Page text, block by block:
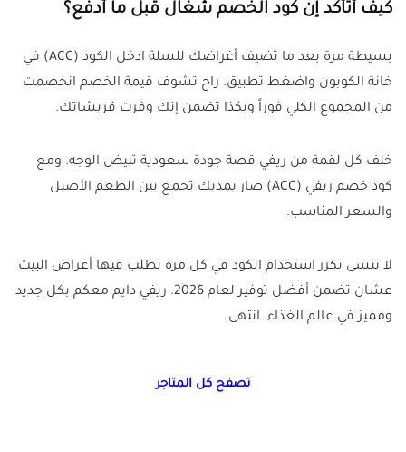
كيف أتأكد إن كود الخصم شغال قبل ما أدفع؟
بسيطة مرة بعد ما تضيف أغراضك للسلة ادخل الكود (ACC) في
خانة الكوبون واضغط تطبيق. راح تشوف قيمة الخصم انخصمت
من المجموع الكلي فوراً وبكذا تضمن إنك وفرت قريشاتك.
خلف كل لقمة من ريفي قصة جودة سعودية تبيض الوجه. ومع
كود خصم ريفي (ACC) صار يمديك تجمع بين الطعم الأصيل
والسعر المناسب.
لا تنسى تكرر استخدام الكود في كل مرة تطلب فيها أغراض البيت
عشان تضمن أفضل توفير لعام 2026. ريفي دايم معكم بكل جديد
ومميز في عالم الغذاء. انتهى.
تصفح كل المتاجر